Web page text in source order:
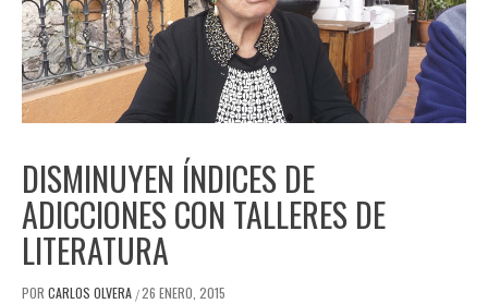
DISMINUYEN ÍNDICES DE
ADICCIONES CON TALLERES DE
LITERATURA
POR CARLOS OLVERA /26 ENERO, 2015